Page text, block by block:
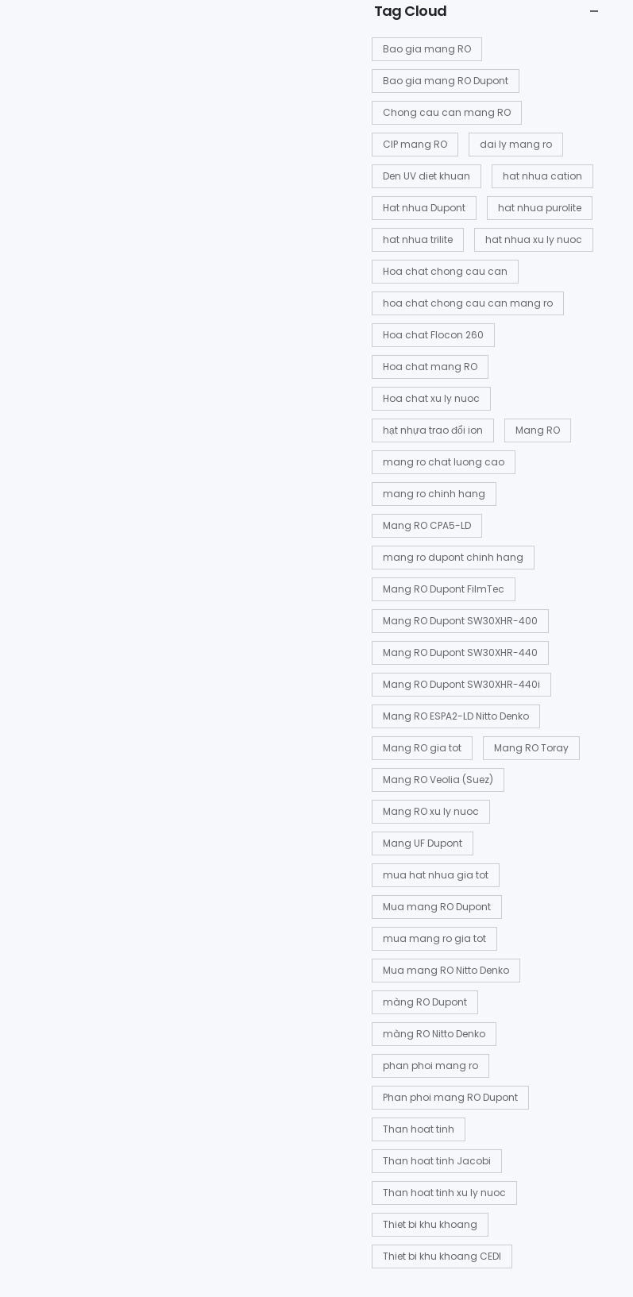
Tag Cloud
Bao gia mang RO
Bao gia mang RO Dupont
Chong cau can mang RO
CIP mang RO dai ly mang ro
Den UV diet khuan hat nhua cation
Hat nhua Dupont hat nhua purolite
hat nhua trilite hat nhua xu ly nuoc
Hoa chat chong cau can
hoa chat chong cau can mang ro
Hoa chat Flocon 260
Hoa chat mang RO
Hoa chat xu ly nuoc
hạt nhựa trao đổi ion Mang RO
mang ro chat luong cao
mang ro chinh hang
Mang RO CPA5-LD
mang ro dupont chinh hang
Mang RO Dupont FilmTec
Mang RO Dupont SW30XHR-400
Mang RO Dupont SW30XHR-440
Mang RO Dupont SW30XHR-440i
Mang RO ESPA2-LD Nitto Denko
Mang RO gia tot Mang RO Toray
Mang RO Veolia (Suez)
Mang RO xu ly nuoc
Mang UF Dupont
mua hat nhua gia tot
Mua mang RO Dupont
mua mang ro gia tot
Mua mang RO Nitto Denko
màng RO Dupont
màng RO Nitto Denko
phan phoi mang ro
Phan phoi mang RO Dupont
Than hoat tinh
Than hoat tinh Jacobi
Than hoat tinh xu ly nuoc
Thiet bi khu khoang
Thiet bi khu khoang CEDI